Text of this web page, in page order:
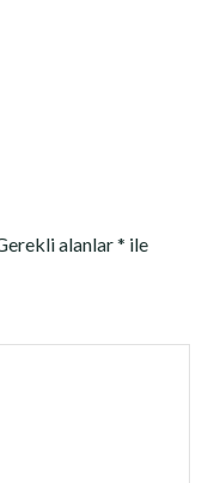
alanlar* ile